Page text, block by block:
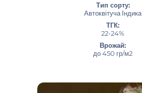
Тип сорту:
Автоквітуча Індика
ТГК:
22-24%
Врожай:
до 450 гр/м2